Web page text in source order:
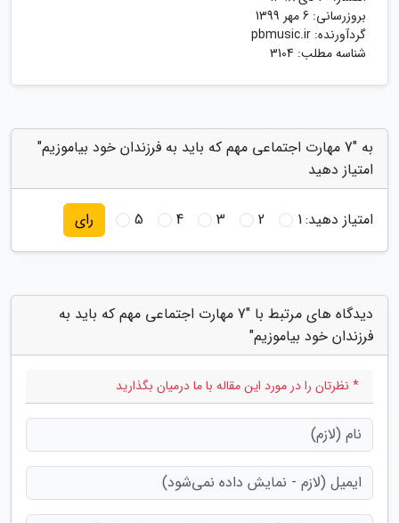
بروزرسانی: 6 مهر 1399
گردآورنده: pbmusic.ir
شناسه مطلب: 3104
به "7 مهارت اجتماعی مهم که باید به فرزندان خود بیاموزیم"
امتیاز دهید
امتیاز دهید:1
2
3
4
5 رای
دیدگاه های مرتبط با "7 مهارت اجتماعی مهم که باید به
فرزندان خود بیاموزیم"
* نظرتان را در مورد این مقاله با ما درمیان بگذارید